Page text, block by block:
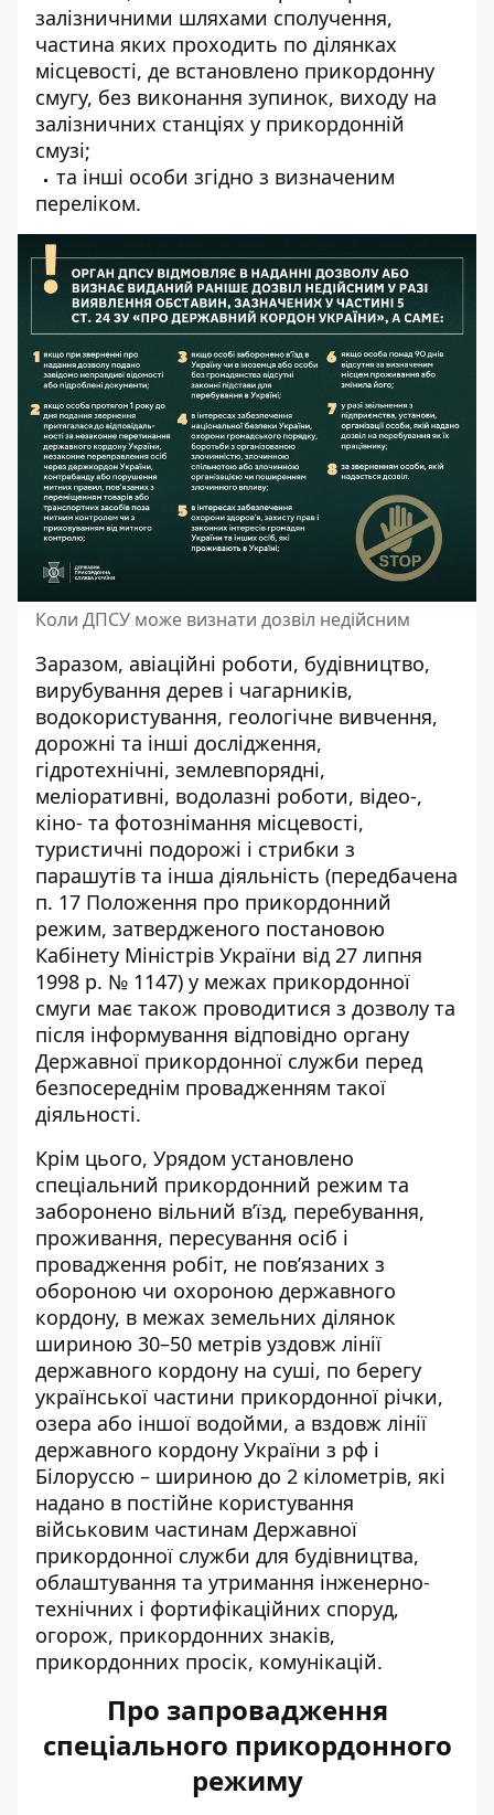
залізничними шляхами сполучення,
частина яких проходить по ділянках
місцевості, де встановлено прикордонну
смугу, без виконання зупинок, виходу на
залізничних станціях у прикордонній
смузі;
та інші особи згідно з визначеним
переліком.
Коли ДПСУ може визнати дозвіл недійсним
Заразом, авіаційні роботи, будівництво,
вирубування дерев і чагарників,
водокористування, геологічне вивчення,
дорожні та інші дослідження,
гідротехнічні, землевпорядні,
меліоративні, водолазні роботи, відео-,
кіно- та фотознімання місцевості,
туристичні подорожі і стрибки з
парашутів та інша діяльність (передбачена
п. 17 Положення про прикордонний
режим, затвердженого постановою
Кабінету Міністрів України від 27 липня
1998 р. № 1147) у межах прикордонної
смуги має також проводитися з дозволу та
після інформування відповідно органу
Державної прикордонної служби перед
безпосереднім провадженням такої
діяльності.
Крім цього, Урядом установлено
спеціальний прикордонний режим та
заборонено вільний в’їзд, перебування,
проживання, пересування осіб і
провадження робіт, не пов’язаних з
обороною чи охороною державного
кордону, в межах земельних ділянок
шириною 30–50 метрів уздовж лінії
державного кордону на суші, по берегу
української частини прикордонної річки,
озера або іншої водойми, а вздовж лінії
державного кордону України з рф і
Білоруссю – шириною до 2 кілометрів, які
надано в постійне користування
військовим частинам Державної
прикордонної служби для будівництва,
облаштування та утримання інженерно-
технічних і фортифікаційних споруд,
огорож, прикордонних знаків,
прикордонних просік, комунікацій.
Про запровадження
спеціального прикордонного
режиму